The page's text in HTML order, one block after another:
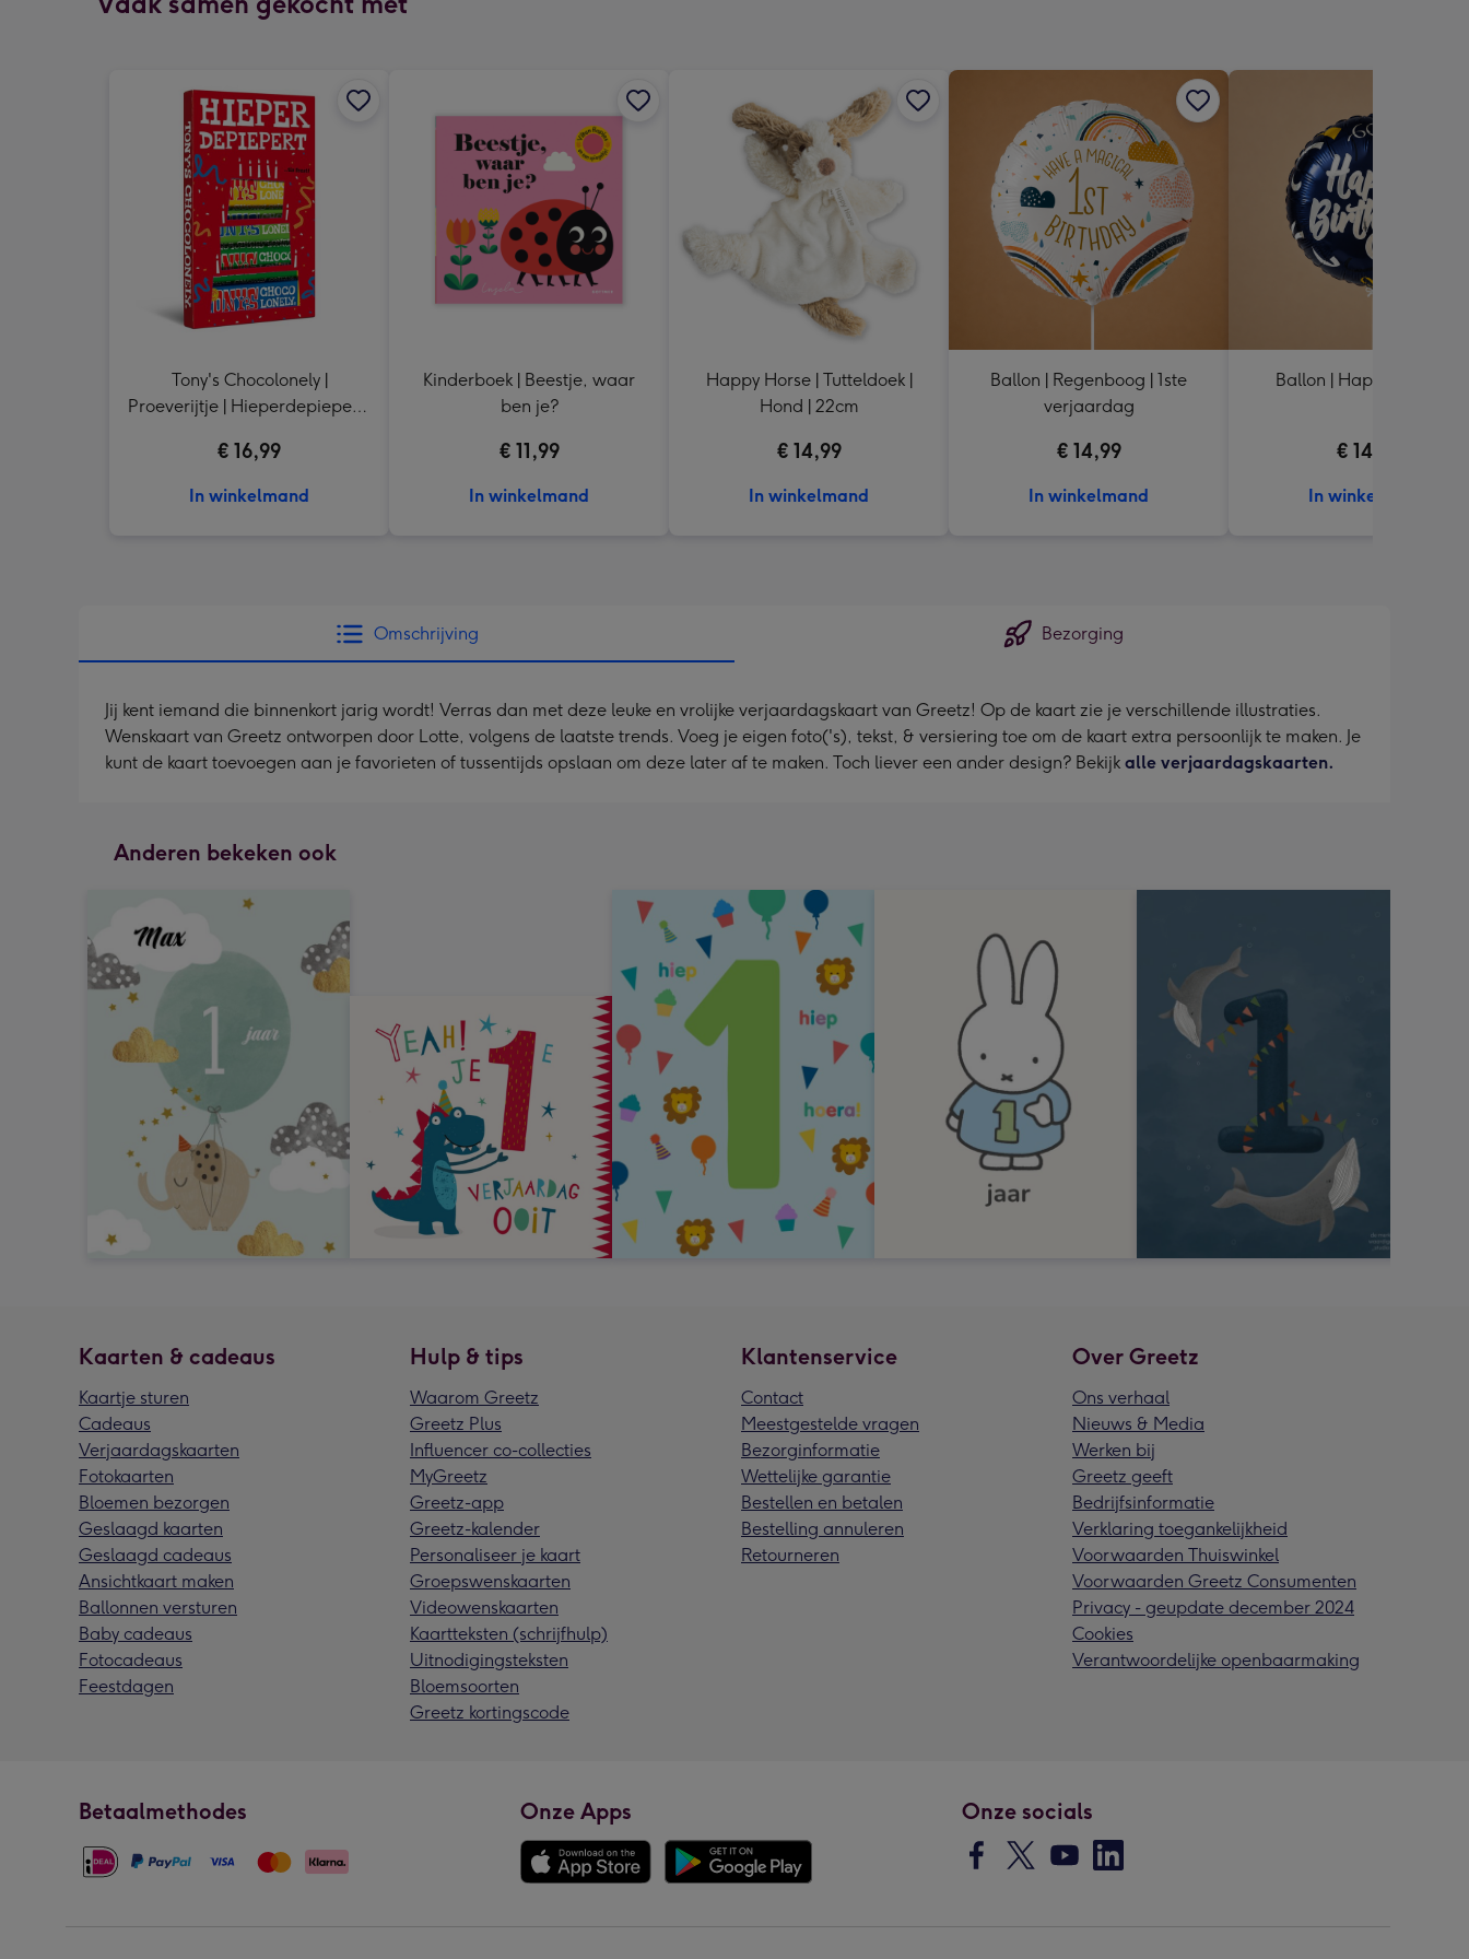
240
Tony's Chocolonely |
Proeverijtje | Hieperdepiepert |
€ 16,99
In winkelmand
Kinderboek | Beestje, waar
ben je?
€ 11,99
In winkelmand
Happy Horse | Tutteldoek |
Hond | 22cm
€ 14,99
In winkelmand
Ballon | Regenboog | 1ste
verjaardag
€ 14,99
In winkelmand
Ballon | Happy Birthday
€ 14,99
In winkelmand
Omschrijving Bezorging
Jij kent iemand die binnenkort jarig wordt! Verras dan met deze leuke en vrolijke verjaardagskaart van Greetz! Op de kaart zie je verschillende illustraties.
Wenskaart van Greetz ontworpen door Lotte, volgens de laatste trends. Voeg je eigen foto('s), tekst, & versiering toe om de kaart extra persoonlijk te maken. Je
kunt de kaart toevoegen aan je favorieten of tussentijds opslaan om deze later af te maken. Toch liever een ander design? Bekijk alle verjaardagskaarten.
Anderen bekeken ook
Kaarten & cadeaus
Kaartje sturen
Cadeaus
Verjaardagskaarten
Fotokaarten
Bloemen bezorgen
Geslaagd kaarten
Geslaagd cadeaus
Ansichtkaart maken
Ballonnen versturen
Baby cadeaus
Fotocadeaus
Feestdagen
Hulp & tips
Waarom Greetz
Greetz Plus
Influencer co-collecties
MyGreetz
Greetz-app
Greetz-kalender
Personaliseer je kaart
Groepswenskaarten
Videowenskaarten
Kaartteksten (schrijfhulp)
Uitnodigingsteksten
Bloemsoorten
Greetz kortingscode
Klantenservice
Contact
Meestgestelde vragen
Bezorginformatie
Wettelijke garantie
Bestellen en betalen
Bestelling annuleren
Retourneren
Over Greetz
Ons verhaal
Nieuws & Media
Werken bij
Greetz geeft
Bedrijfsinformatie
Verklaring toegankelijkheid
Voorwaarden Thuiswinkel
Voorwaarden Greetz Consumenten
Privacy - geupdate december 2024
Cookies
Verantwoordelijke openbaarmaking
Betaalmethodes Onze Apps Onze socials